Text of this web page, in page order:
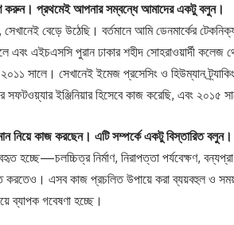
করুন। প্রথমেই আপনার সম্বন্ধে আমাদের একটু বলুন।
সেখানেই বেড়ে উঠেছি। বর্তমানে আমি ডেনমার্কের
এবং এইচএসসি পুরান ঢাকার শহীদ সোহরাওয়ার্দী কলেজ
সালে। সেখানেই ইমেজ প্রসেসিং ও হিউম্যান
সফটওয়্যার ইঞ্জিনিয়ার হিসেবে কাজ করেছি, এবং ২০১৫
নিয়ে কাজ করছেন। এটি সম্পর্কে একটু বিস্তারিত বলুন।
হচ্ছে—চলচ্চিত্র নির্মাণ, নিরাপত্তা পর্যবেক্ষণ,
করতেও। এসব কাজ প্রচলিত উপায়ে করা ব্যয়বহুল ও
ব্যাপক গবেষণা হচ্ছে।